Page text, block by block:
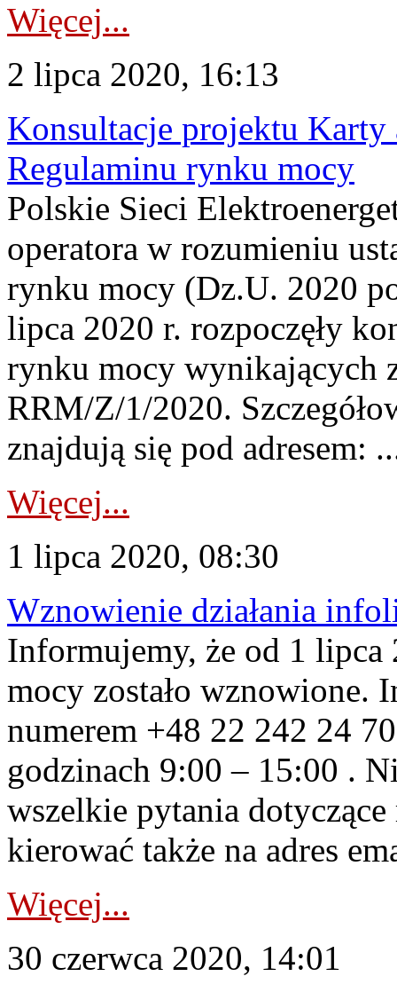
Więcej...
2 lipca 2020, 16:13
Konsultacje projektu
Regulaminu rynku mocy
Polskie Sieci
operatora w rozumieniu
rynku mocy (Dz.U. 2020
lipca 2020 r. rozpoczęły
rynku mocy wynikających
RRM/Z/1/2020.
znajdują się pod adresem:
Więcej...
1 lipca 2020, 08:30
Wznowienie działania
Informujemy, że od 1
mocy zostało wznowione.
numerem +48 22 242 24
godzinach 9:00 – 15:00 .
wszelkie pytania
kierować także na adres
Więcej...
30 czerwca 2020, 14:01